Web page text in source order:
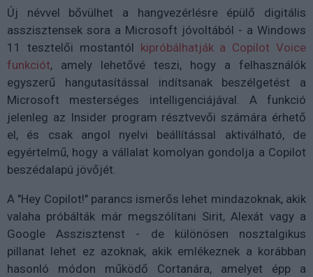
Új névvel bővülhet a hangvezérlésre épülő digitális
asszisztensek sora a Microsoft jóvoltából - a Windows
11 tesztelői mostantól kipróbálhatják a Copilot Voice
funkciót, amely lehetővé teszi, hogy a felhasználók
egyszerű hangutasítással indítsanak beszélgetést a
Microsoft mesterséges intelligenciájával. A funkció
jelenleg az Insider program résztvevői számára érhető
el, és csak angol nyelvi beállítással aktiválható, de
egyértelmű, hogy a vállalat komolyan gondolja a Copilot
beszédalapú jövőjét.
A "Hey Copilot!" parancs ismerős lehet mindazoknak, akik
valaha próbálták már megszólítani Sirit, Alexát vagy a
Google Asszisztenst - de különösen nosztalgikus
pillanat lehet ez azoknak, akik emlékeznek a korábban
hasonló módon működő Cortanára, amelyet épp a